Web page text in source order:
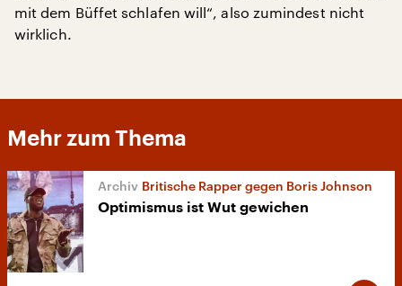
mit dem Büffet schlafen will“, also zumindest nicht
wirklich.
Mehr zum Thema
Britische Rapper gegen Boris Johnson
Optimismus ist Wut gewichen